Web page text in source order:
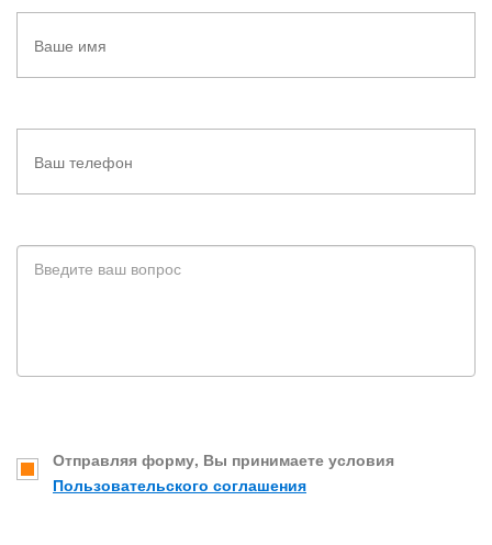
Отправляя форму, Вы принимаете условия
Пользовательского соглашения